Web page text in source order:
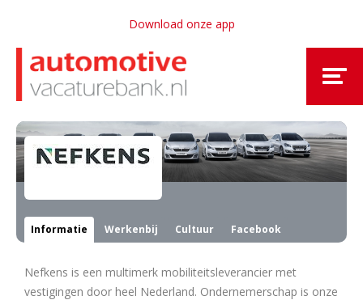
Download onze app
Informatie Werkenbij Cultuur Facebook
Nefkens is een multimerk mobiliteitsleverancier met
vestigingen door heel Nederland. Ondernemerschap is onze